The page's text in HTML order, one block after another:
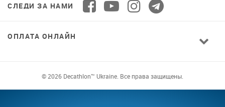
СЛЕДИ ЗА НАМИ
ОПЛАТА ОНЛАЙН
© 2026 Decathlon™ Ukraine. Все права защищены.